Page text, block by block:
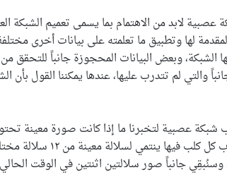
لابد من الاهتمام بما يسمى تعميم الشبكة
لها وتطبيق ما تعلمته على بيانات أخرى
الشبكة، وبعض البيانات المحجوزة جانباً للتحقق
والتي لم تتدرب عليها، عندها يمكننا القول
شبكة عصبية لتخبرنا ما إذا كانت صورة معينة
جانباً صور سلالتين اثنتين في الوقت